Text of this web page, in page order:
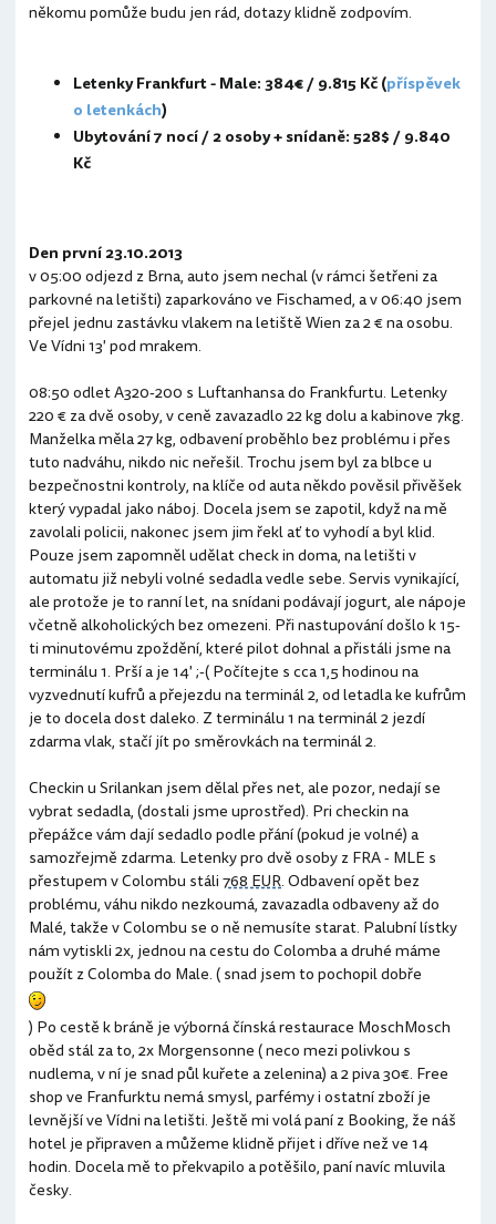
někomu pomůže budu jen rád, dotazy klidně zodpovím.
Letenky Frankfurt - Male: 384€ / 9.815 Kč (příspěvek
o letenkách)
Ubytování 7 nocí / 2 osoby + snídaně: 528$ / 9.840
Kč
Den první 23.10.2013
v 05:00 odjezd z Brna, auto jsem nechal (v rámci šetřeni za
parkovné na letišti) zaparkováno ve Fischamed, a v 06:40 jsem
přejel jednu zastávku vlakem na letiště Wien za 2 € na osobu.
Ve Vídni 13' pod mrakem.
08:50 odlet A320-200 s Luftanhansa do Frankfurtu. Letenky
220 € za dvě osoby, v ceně zavazadlo 22 kg dolu a kabinove 7kg.
Manželka měla 27 kg, odbavení proběhlo bez problému i přes
tuto nadváhu, nikdo nic neřešil. Trochu jsem byl za blbce u
bezpečnostni kontroly, na klíče od auta někdo pověsil přivěšek
který vypadal jako náboj. Docela jsem se zapotil, když na mě
zavolali policii, nakonec jsem jim řekl ať to vyhodí a byl klid.
Pouze jsem zapomněl udělat check in doma, na letišti v
automatu již nebyli volné sedadla vedle sebe. Servis vynikající,
ale protože je to ranní let, na snídani podávají jogurt, ale nápoje
včetně alkoholických bez omezeni. Při nastupování došlo k 15-
ti minutovému zpoždění, které pilot dohnal a přistáli jsme na
terminálu 1. Prší a je 14' ;-( Počítejte s cca 1,5 hodinou na
vyzvednutí kufrů a přejezdu na terminál 2, od letadla ke kufrům
je to docela dost daleko. Z terminálu 1 na terminál 2 jezdí
zdarma vlak, stačí jít po směrovkách na terminál 2.
Checkin u Srilankan jsem dělal přes net, ale pozor, nedají se
vybrat sedadla, (dostali jsme uprostřed). Pri checkin na
přepážce vám dají sedadlo podle přání (pokud je volné) a
samozřejmě zdarma. Letenky pro dvě osoby z FRA - MLE s
přestupem v Colombu stáli768 EUR. Odbavení opět bez
problému, váhu nikdo nezkoumá, zavazadla odbaveny až do
Malé, takže v Colombu se o ně nemusíte starat. Palubní lístky
nám vytiskli 2x, jednou na cestu do Colomba a druhé máme
použít z Colomba do Male. ( snad jsem to pochopil dobře
) Po cestě k bráně je výborná čínská restaurace MoschMosch
oběd stál za to, 2x Morgensonne ( neco mezi polivkou s
nudlema, v ní je snad půl kuřete a zelenina) a 2 piva 30€. Free
shop ve Franfurktu nemá smysl, parfémy i ostatní zboží je
levnější ve Vídni na letišti. Ještě mi volá paní z Booking, že náš
hotel je připraven a můžeme klidně přijet i dříve než ve 14
hodin. Docela mě to překvapilo a potěšilo, paní navíc mluvila
česky.